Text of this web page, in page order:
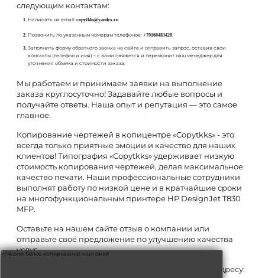
следующим контактам:
Написать на email:copytkks@yandex.ru
Позвонить по указанным номерам телефонов:+79168483420
Заполнить форму обратного звонка на сайте и отправить запрос, оставив свои
контакты (телефон и имя) – с вами свяжется и перезвонит наш менеджер для
уточнения объема и стоимости заказа.
Мы работаем и принимаем заявки на выполнение
заказа круглосуточно! Задавайте любые вопросы и
получайте ответы. Наша опыт и репутация — это самое
главное.
Копирование чертежей в копицентре «Copytkks» - это
всегда только приятные эмоции и качество для наших
клиентов! Типография «Copytkks» удерживает низкую
стоимость копирования чертежей, делая максимальное
качество печати. Наши профессиональные сотрудники
выполнят работу по низкой цене и в кратчайшие сроки
на многофункциональным принтере HP DesignJet T830
MFP.
Оставьте на нашем сайте отзыв о компании или
отправьте своё предложение по улучшению качества
услуг.
Офис нашей полиграфии находится в Москве по адресу: